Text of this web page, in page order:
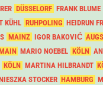
DÜSSELORF FRANK BLUME
KÜHL RUHPOLING HEIDRUN
MAINZ IGOR BAKOVIĆ
MARIO NOEBEL KÖLN
KÖLN MARTINA HILBRANDT
STOCKER HAMBURG